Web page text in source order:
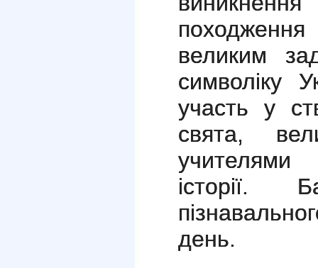
великим
символіку
участь у
свята,
учителями
історії.
день.